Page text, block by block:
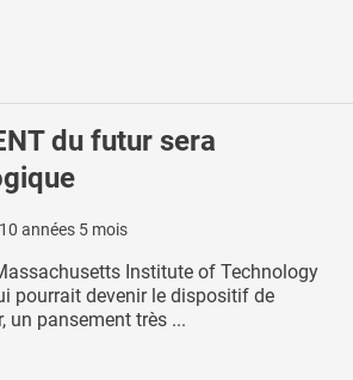
du futur sera
10 années 5 mois
Institute of Technology
pourrait devenir le dispositif de
un pansement très ...